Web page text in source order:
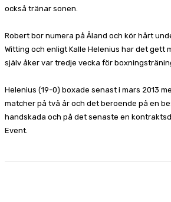
också tränar sonen.
Robert bor numera på Åland och kör hårt
Witting och enligt Kalle Helenius har det gett
själv åker var tredje vecka för
Helenius (19-0) boxade senast i mars 2013
matcher på två år och det beroende på en
handskada och på det senaste en
Event.